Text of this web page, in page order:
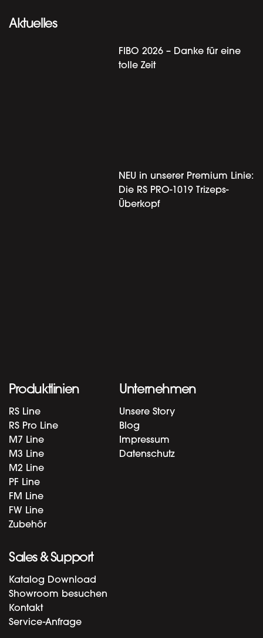
Aktuelles
FIBO 2026 – Danke für eine
tolle Zeit
NEU in unserer Premium Linie:
Die RS PRO-1019 Trizeps-
Überkopf
Produktlinien
RS Line
RS Pro Line
M7 Line
M3 Line
M2 Line
PF Line
FM Line
FW Line
Zubehör
Unternehmen
Unsere Story
Blog
Impressum
Datenschutz
Sales & Support
Katalog Download
Showroom besuchen
Kontakt
Service-Anfrage